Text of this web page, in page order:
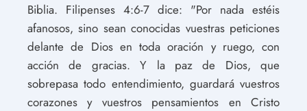
Biblia. Filipenses 4:6-7 dice: "Por nada estéis
afanosos, sino sean conocidas vuestras peticiones
delante de Dios en toda oración y ruego, con
acción de gracias. Y la paz de Dios, que
sobrepasa todo entendimiento, guardará vuestros
corazones y vuestros pensamientos en Cristo